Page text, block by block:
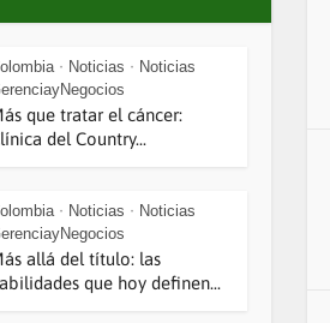
• Noticias • Noticias
que tratar el cáncer:
del Country...
• Noticias • Noticias
allá del título: las
que hoy definen...